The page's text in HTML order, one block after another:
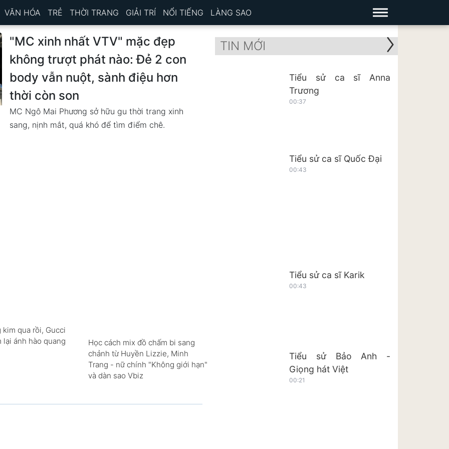
VĂN HÓA TRẺ THỜI TRANG GIẢI TRÍ NỔI TIẾNG LÀNG SAO
"MC xinh nhất VTV" mặc đẹp
không trượt phát nào: Đẻ 2 con
body vẫn nuột, sành điệu hơn
thời còn son
MC Ngô Mai Phương sở hữu gu thời trang xinh
sang, nịnh mắt, quá khó để tìm điểm chê.
kim qua rồi, Gucci
lại ánh hào quang
Học cách mix đồ chấm bi sang
chảnh từ Huyền Lizzie, Minh
Trang - nữ chính "Không giới hạn"
và dàn sao Vbiz
TIN MỚI
Tiểu sử ca sĩ Anna
Trương
00:37
Tiểu sử ca sĩ Quốc Đại
00:43
Tiểu sử ca sĩ Karik
00:43
Tiểu sử Bảo Anh -
Giọng hát Việt
00:21